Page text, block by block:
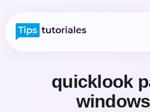
quicklook
windows